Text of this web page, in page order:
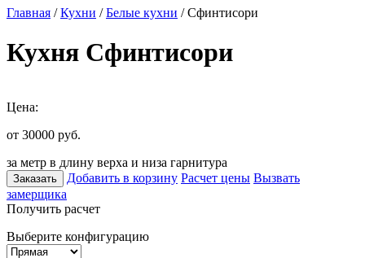
Главная /Кухни /Белые кухни / Сфинтисори
Кухня Сфинтисори
Цена:
от 30000 руб.
за метр в длину верха и низа гарнитура
Заказать Добавить в корзину Расчет цены Вызвать
замерщика
Получить расчет
Выберите конфигурацию